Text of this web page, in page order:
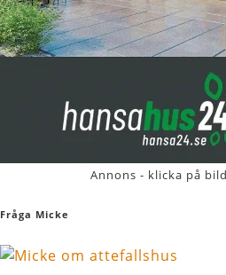
Annons - klicka på
Fråga Micke